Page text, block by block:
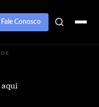
Fale Conosco